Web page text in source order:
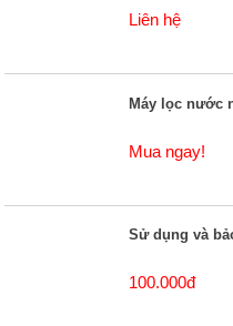
Liên hệ
Máy lọc nước
Mua ngay!
Sử dụng và
100.000đ